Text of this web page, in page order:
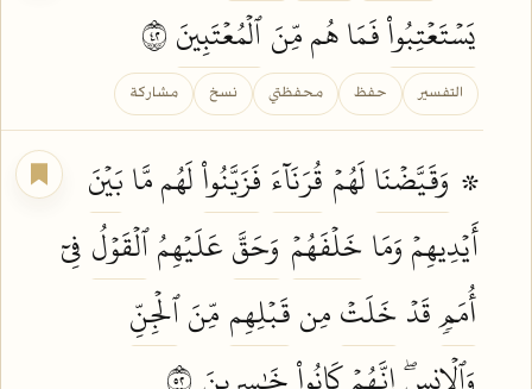
يَسۡتَعۡتِبُواْفَمَا هُم مِّنَٱلۡمُعۡتَبِينَ
التفسير حفظ محفظتي نسخ مشاركة
۞ وَقَيَّضۡنَالَهُمۡ قُرَنَآءَ فَزَيَّنُواْلَهُم مَّابَيۡنَ
أَيۡدِيهِمۡ وَمَاخَلۡفَهُمۡ وَحَقَّعَلَيۡهِمُٱلۡقَوۡلُ فِيٓ
أُمَمٖقَدۡخَلَتۡمِنقَبۡلِهِم مِّنَٱلۡجِنِّ